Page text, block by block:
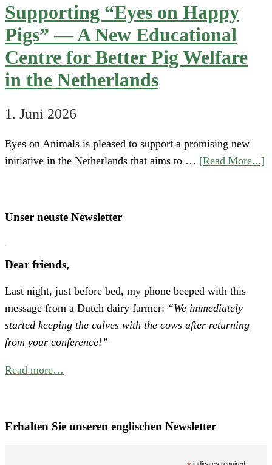
Supporting “Eyes on Happy
Pigs” — A New Educational
Centre for Better Pig Welfare
in the Netherlands
1. Juni 2026
Eyes on Animals is pleased to support a promising new
initiative in the Netherlands that aims to … [Read More...]
Unser neuste Newsletter
Dear friends,
Last night, just before bed, my phone beeped with this
message from a Dutch dairy farmer: “We immediately
started keeping the calves with the cows after returning
from your conference!”
Read more…
Erhalten Sie unseren englischen Newsletter